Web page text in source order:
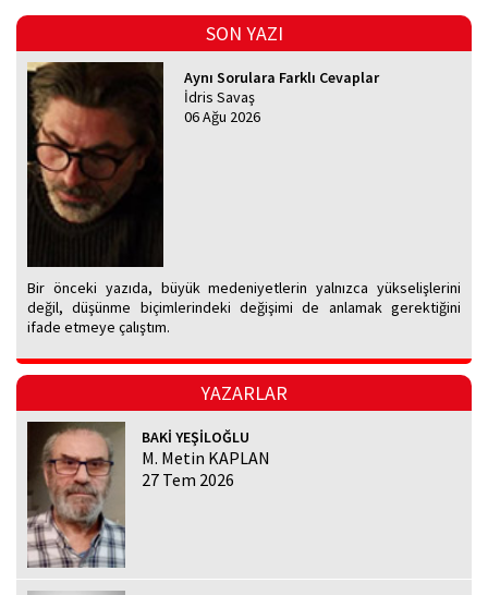
SON YAZI
Aynı Sorulara Farklı Cevaplar
İdris Savaş
06 Ağu 2026
Bir önceki yazıda, büyük medeniyetlerin yalnızca yükselişlerini
değil, düşünme biçimlerindeki değişimi de anlamak gerektiğini
ifade etmeye çalıştım.
YAZARLAR
BAKİ YEŞİLOĞLU
M. Metin KAPLAN
27 Tem 2026